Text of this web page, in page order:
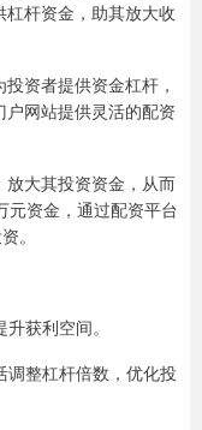
杆资金，助其放大收
资者提供资金杠杆，
网站提供灵活的配资
大其投资资金，从而
元资金，通过配资平台
。
获利空间。
调整杠杆倍数，优化投